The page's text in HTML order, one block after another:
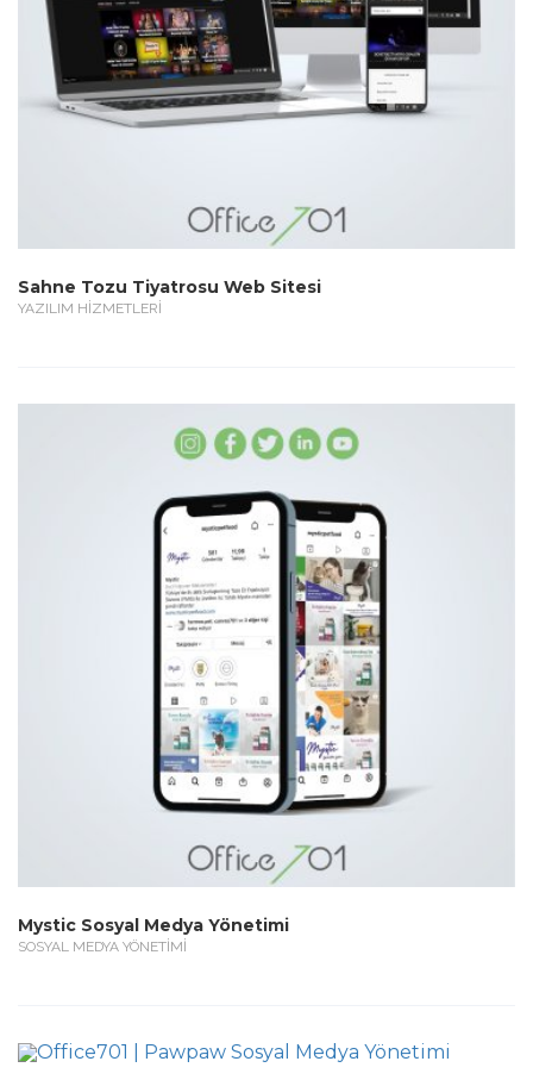
Sahne Tozu Tiyatrosu Web Sitesi
YAZILIM HİZMETLERİ
Mystic Sosyal Medya Yönetimi
SOSYAL MEDYA YÖNETİMİ